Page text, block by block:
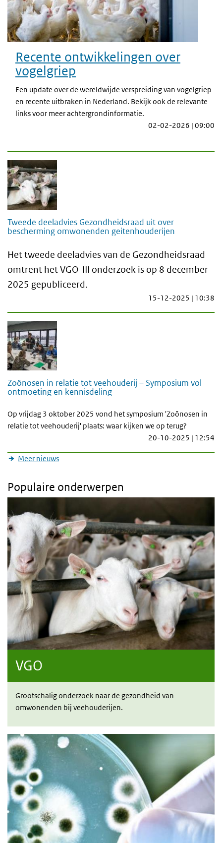
Recente ontwikkelingen over
vogelgriep
Een update over de wereldwijde verspreiding van vogelgriep
en recente uitbraken in Nederland. Bekijk ook de relevante
links voor meer achtergrondinformatie.
02-02-2026 | 09:00
Tweede deeladvies Gezondheidsraad uit over
bescherming omwonenden geitenhouderijen
Het tweede deeladvies van de Gezondheidsraad
omtrent het VGO-III onderzoek is op 8 december
2025 gepubliceerd.
15-12-2025 | 10:38
Zoönosen in relatie tot veehouderij – Symposium vol
ontmoeting en kennisdeling
Op vrijdag 3 oktober 2025 vond het symposium 'Zoönosen in
relatie tot veehouderij' plaats: waar kijken we op terug?
20-10-2025 | 12:54
Meer nieuws
Populaire onderwerpen
VGO
Grootschalig onderzoek naar de gezondheid van
omwonenden bij veehouderijen.